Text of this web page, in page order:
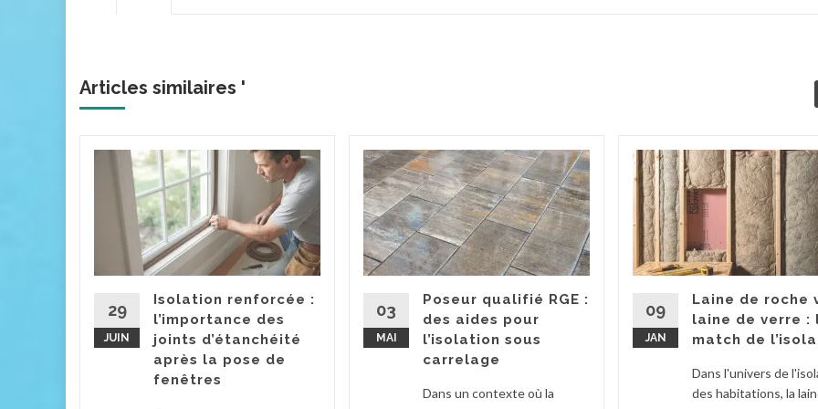
Articles similaires '
29
JUIN
Isolation renforcée :
l’importance des
joints d’étanchéité
après la pose de
fenêtres
03
MAI
Poseur qualifié RGE :
des aides pour
l’isolation sous
carrelage
Dans un contexte où la
09
JAN
Laine de roche
laine de verre :
match de
Dans l'univers de
des habitations, la